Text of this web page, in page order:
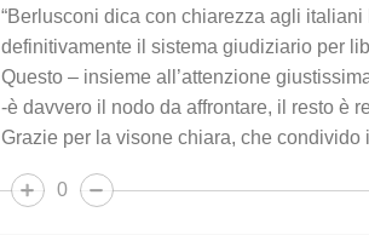
“Berlusconi dica con chiarezza agli
definitivamente il sistema giudiziario per
Questo – insieme all’attenzione
-è davvero il nodo da affrontare, il resto è
Grazie per la visone chiara, che condivido
0